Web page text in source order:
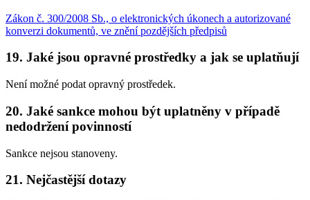
Zákon č. 300/2008 Sb., o elektronických úkonech a autorizované
konverzi dokumentů, ve znění pozdějších předpisů
19. Jaké jsou opravné prostředky a jak se uplatňují
Není možné podat opravný prostředek.
20. Jaké sankce mohou být uplatněny v případě
nedodržení povinností
Sankce nejsou stanoveny.
21. Nejčastější dotazy